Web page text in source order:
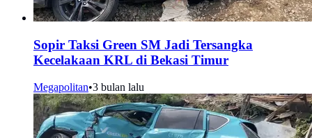
Sopir Taksi Green SM Jadi Tersangka
Kecelakaan KRL di Bekasi Timur
Megapolitan•3 bulan lalu